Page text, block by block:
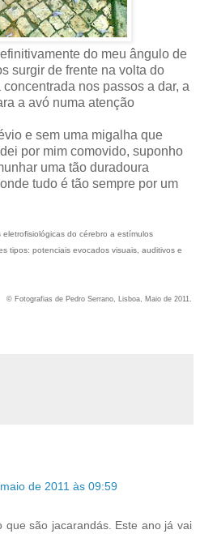
do meu ângulo de
surgir de frente na volta do
nos passos a dar, a
a avó numa atenção
e sem uma migalha que
por mim comovido, suponho
uma tão duradoura
tudo é tão sempre por um
do cérebro a estímulos
tipos: potenciais evocados visuais, auditivos e
© Fotografias de Pedro Serrano, Lisboa, Maio de 2011.
de 2011 às 09:59
que são jacarandás. Este ano já vai